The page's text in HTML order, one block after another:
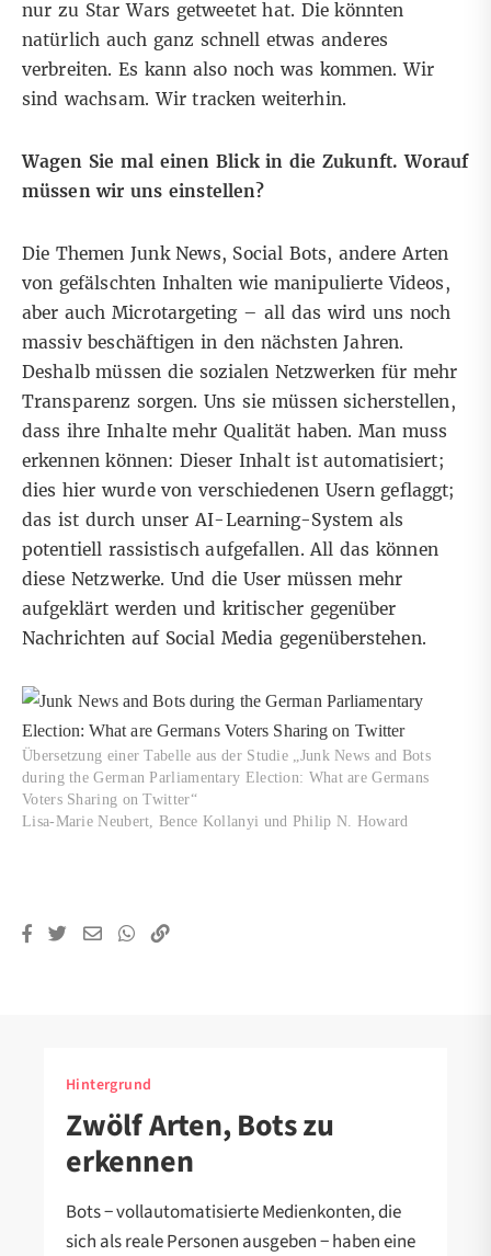
nur zu Star Wars getweetet hat. Die könnten
natürlich auch ganz schnell etwas anderes
verbreiten. Es kann also noch was kommen. Wir
sind wachsam. Wir tracken weiterhin.
Wagen Sie mal einen Blick in die Zukunft. Worauf
müssen wir uns einstellen?
Die Themen Junk News, Social Bots, andere Arten
von gefälschten Inhalten wie manipulierte Videos,
aber auch Microtargeting – all das wird uns noch
massiv beschäftigen in den nächsten Jahren.
Deshalb müssen die sozialen Netzwerken für mehr
Transparenz sorgen. Uns sie müssen sicherstellen,
dass ihre Inhalte mehr Qualität haben. Man muss
erkennen können: Dieser Inhalt ist automatisiert;
dies hier wurde von verschiedenen Usern geflaggt;
das ist durch unser AI-Learning-System als
potentiell rassistisch aufgefallen. All das können
diese Netzwerke. Und die User müssen mehr
aufgeklärt werden und kritischer gegenüber
Nachrichten auf Social Media gegenüberstehen.
Übersetzung einer Tabelle aus der Studie „Junk News and Bots
during the German Parliamentary Election: What are Germans
Voters Sharing on Twitter“
Lisa-Marie Neubert, Bence Kollanyi und Philip N. Howard
Hintergrund
Zwölf Arten, Bots zu
erkennen
Bots − vollautomatisierte Medienkonten, die
sich als reale Personen ausgeben − haben eine